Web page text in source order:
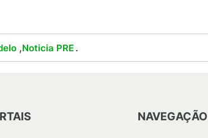
,Noticia PRE.
NAVEGAÇÃO